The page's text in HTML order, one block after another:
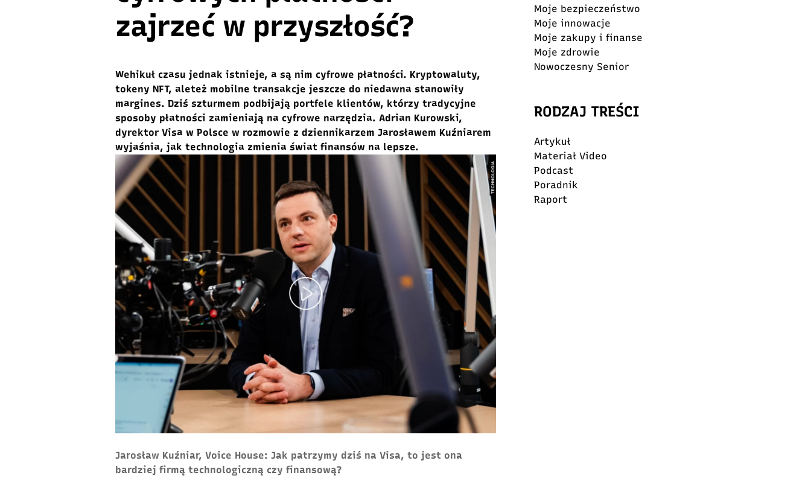
zajrzeć w przyszłość?
Wehikuł czasu jednak istnieje, a są nim cyfrowe płatności. Kryptowaluty,
tokeny NFT, aleteż mobilne transakcje jeszcze do niedawna stanowiły
margines. Dziś szturmem podbijają portfele klientów, którzy tradycyjne
sposoby płatności zamieniają na cyfrowe narzędzia. Adrian Kurowski,
dyrektor Visa w Polsce w rozmowie z dziennikarzem Jarosławem Kuźniarem
wyjaśnia, jak technologia zmienia świat finansów na lepsze.
Jarosław Kuźniar, Voice House: Jak patrzymy dziś na Visa, to jest ona
bardziej firmą technologiczną czy finansową?
Moje bezpieczeństwo
Moje innowacje
Moje zakupy i finanse
Moje zdrowie
Nowoczesny Senior
RODZAJ TREŚCI
Artykuł
Materiał Video
Podcast
Poradnik
Raport